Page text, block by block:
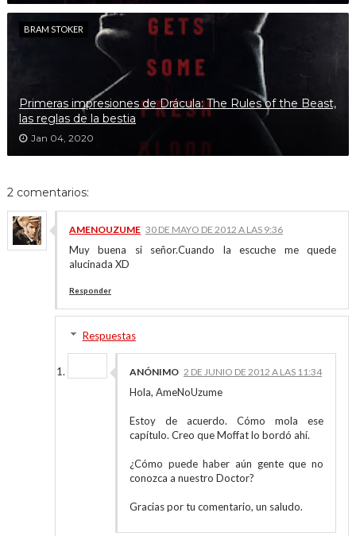
BRAM STOKER
Primeras impresiones de Drácula: The Rules of the Beast,
las reglas de la bestia
Jan 04, 2020
2 comentarios:
AMENOUZUME 30 DE MAYO DE 2012 A LAS 9:36
Muy buena si señor.Cuando la escuche me quede
alucinada XD
Responder
Respuestas
ANÓNIMO 2 DE JUNIO DE 2012 A LAS 11:34
Hola, AmeNoUzume
Estoy de acuerdo. Cómo mola ese
capítulo. Creo que Moffat lo bordó ahí.
¿Cómo puede haber aún gente que no
conozca a nuestro Doctor?
Gracias por tu comentario, un saludo.